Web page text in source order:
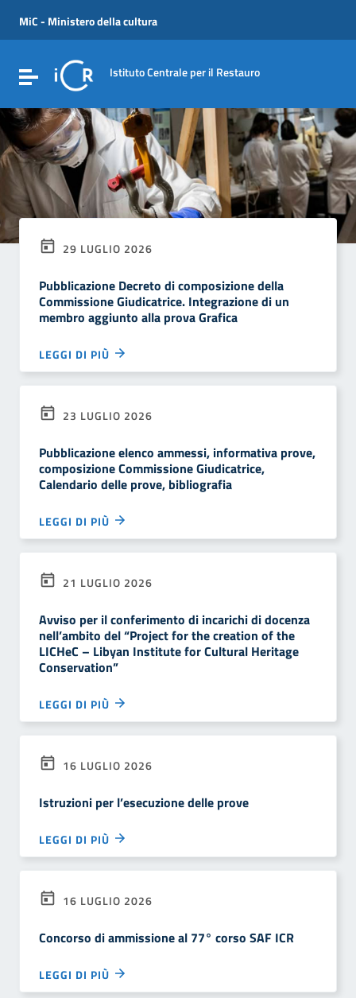
Vai al menu di navigazione
Vai al footer
MiC - Ministero della cultura
Attiva / disattiva la navigazione
Istituto Centrale per il Restauro
29 LUGLIO 2026
Pubblicazione Decreto di composizione della
Commissione Giudicatrice. Integrazione di un
membro aggiunto alla prova Grafica
LEGGI DI PIÙ
23 LUGLIO 2026
Pubblicazione elenco ammessi, informativa prove,
composizione Commissione Giudicatrice,
Calendario delle prove, bibliografia
LEGGI DI PIÙ
21 LUGLIO 2026
Avviso per il conferimento di incarichi di docenza
nell’ambito del “Project for the creation of the
LICHeC – Libyan Institute for Cultural Heritage
Conservation”
LEGGI DI PIÙ
16 LUGLIO 2026
Istruzioni per l’esecuzione delle prove
LEGGI DI PIÙ
16 LUGLIO 2026
Concorso di ammissione al 77° corso SAF ICR
LEGGI DI PIÙ